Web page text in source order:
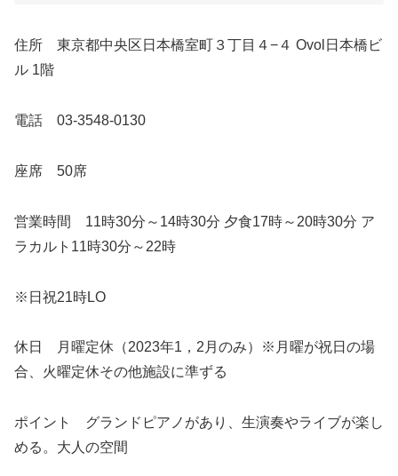
住所 東京都中央区日本橋室町３丁目４−４ Ovol日本橋ビ
ル 1階
電話 03-3548-0130
座席 50席
営業時間 11時30分～14時30分 夕食17時～20時30分 ア
ラカルト11時30分～22時
※日祝21時LO
休日 月曜定休（2023年1，2月のみ）※月曜が祝日の場
合、火曜定休その他施設に準ずる
ポイント グランドピアノがあり、生演奏やライブが楽し
める。大人の空間